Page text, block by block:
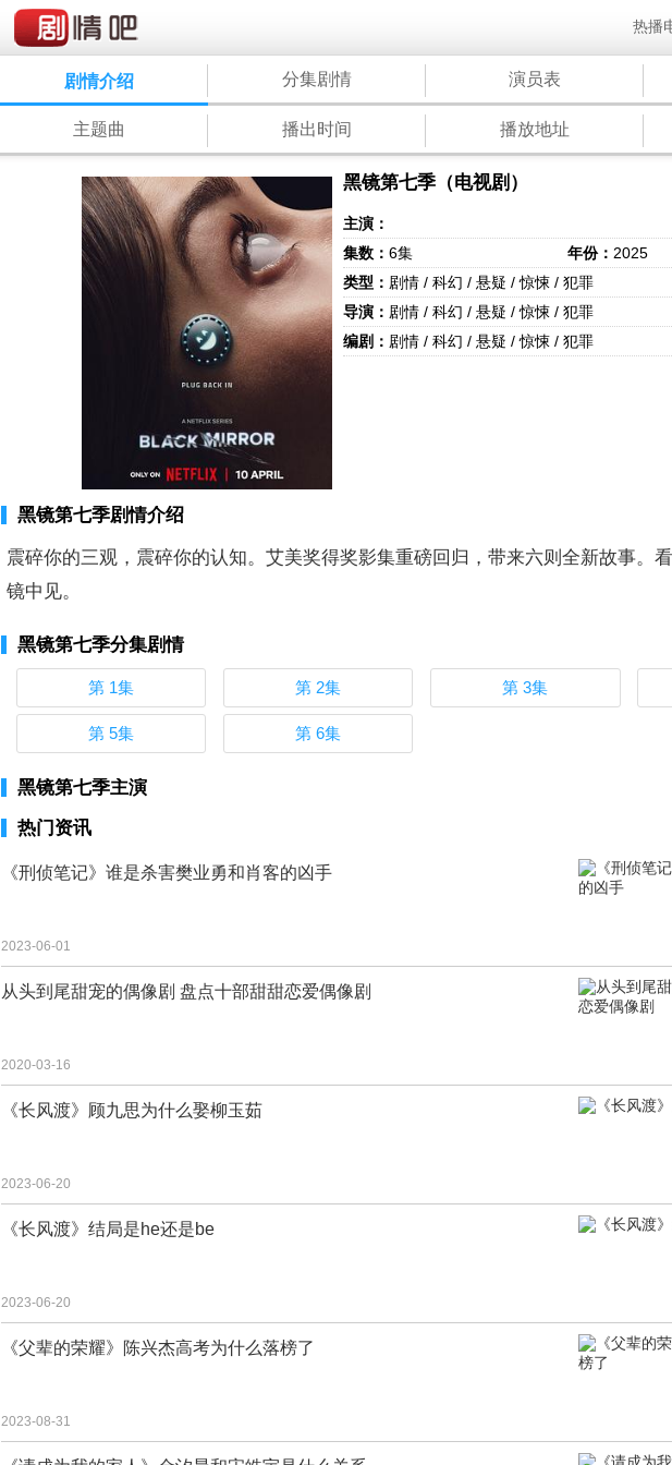
热播
剧情介绍 分集剧情 演员表
主题曲 播出时间 播放地址
黑镜第七季（电视剧）
主演：
集数： 6集 年份： 2025
类型： 剧情 / 科幻 / 悬疑 / 惊悚 / 犯罪
导演： 剧情 / 科幻 / 悬疑 / 惊悚 / 犯罪
编剧： 剧情 / 科幻 / 悬疑 / 惊悚 / 犯罪
黑镜第七季剧情介绍
震碎你的三观，震碎你的认知。艾美奖得奖影集重磅回归，带来六则全新故事。
镜中见。
黑镜第七季分集剧情
第 1集 第 2集 第 3集
第 5集 第 6集
黑镜第七季主演
热门资讯
《刑侦笔记》谁是杀害樊业勇和肖客的凶手
2023-06-01
从头到尾甜宠的偶像剧 盘点十部甜甜恋爱偶像剧
2020-03-16
《长风渡》顾九思为什么娶柳玉茹
2023-06-20
《长风渡》结局是he还是be
2023-06-20
《父辈的荣耀》陈兴杰高考为什么落榜了
2023-08-31